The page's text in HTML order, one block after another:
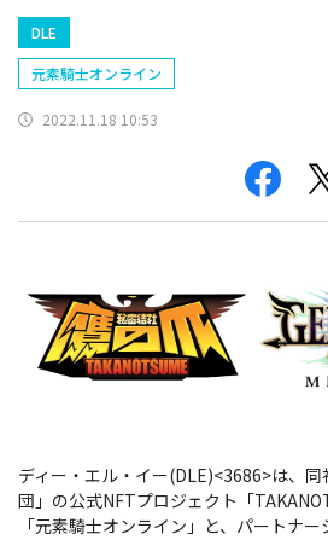
DLE
元素騎士オンライン
2022.11.18 10:53
ディー・エル・イー(DLE)<3686>は、
団」の公式NFTプロジェクト「
「元素騎士オンライン」と、パートナー